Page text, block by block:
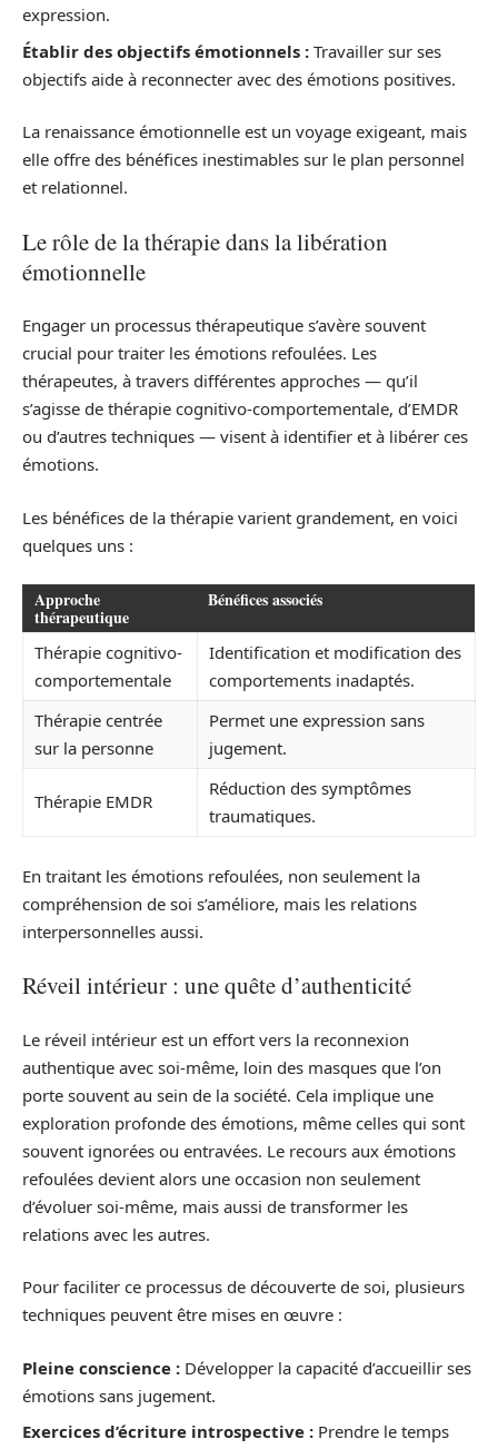
expression.
Établir des objectifs émotionnels : Travailler sur ses
objectifs aide à reconnecter avec des émotions positives.
La renaissance émotionnelle est un voyage exigeant, mais
elle offre des bénéfices inestimables sur le plan personnel
et relationnel.
Le rôle de la thérapie dans la libération
émotionnelle
Engager un processus thérapeutique s’avère souvent
crucial pour traiter les émotions refoulées. Les
thérapeutes, à travers différentes approches — qu’il
s’agisse de thérapie cognitivo-comportementale, d’EMDR
ou d’autres techniques — visent à identifier et à libérer ces
émotions.
Les bénéfices de la thérapie varient grandement, en voici
quelques uns :
Approche
thérapeutique
Bénéfices associés
Thérapie cognitivo-
comportementale
Identification et modification des
comportements inadaptés.
Thérapie centrée
sur la personne
Permet une expression sans
jugement.
Thérapie EMDR
Réduction des symptômes
traumatiques.
En traitant les émotions refoulées, non seulement la
compréhension de soi s’améliore, mais les relations
interpersonnelles aussi.
Réveil intérieur : une quête d’authenticité
Le réveil intérieur est un effort vers la reconnexion
authentique avec soi-même, loin des masques que l’on
porte souvent au sein de la société. Cela implique une
exploration profonde des émotions, même celles qui sont
souvent ignorées ou entravées. Le recours aux émotions
refoulées devient alors une occasion non seulement
d’évoluer soi-même, mais aussi de transformer les
relations avec les autres.
Pour faciliter ce processus de découverte de soi, plusieurs
techniques peuvent être mises en œuvre :
Pleine conscience : Développer la capacité d’accueillir ses
émotions sans jugement.
Exercices d’écriture introspective : Prendre le temps